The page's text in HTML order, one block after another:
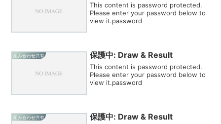
This content is password protected.
Please enter your password below to
view it.password
組み合わせ共有 保護中: Draw & Result
This content is password protected.
Please enter your password below to
view it.password
組み合わせ共有 保護中: Draw & Result